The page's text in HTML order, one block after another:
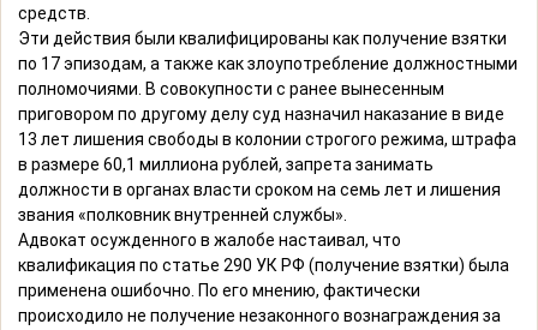
средств.
Эти действия были квалифицированы как получение взятки
по 17 эпизодам, а также как злоупотребление должностными
полномочиями. В совокупности с ранее вынесенным
приговором по другому делу суд назначил наказание в виде
13 лет лишения свободы в колонии строгого режима, штрафа
в размере 60,1 миллиона рублей, запрета занимать
должности в органах власти сроком на семь лет и лишения
звания «полковник внутренней службы».
Адвокат осужденного в жалобе настаивал, что
квалификация по статье 290 УК РФ (получение взятки) была
применена ошибочно. По его мнению, фактически
происходило не получение незаконного вознаграждения за